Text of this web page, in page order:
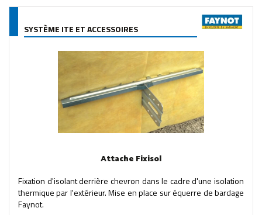
SYSTÈME ITE ET ACCESSOIRES
Attache Fixisol
Fixation d'isolant derrière chevron dans le cadre d'une isolation
thermique par l'extérieur. Mise en place sur équerre de bardage
Faynot.